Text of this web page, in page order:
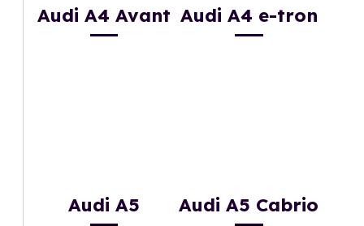
Audi A4 Avant Audi A4 e-tron
Audi A5 Audi A5 Cabrio